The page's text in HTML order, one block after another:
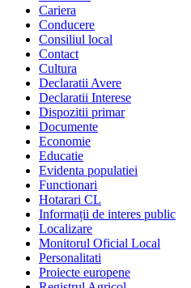
Cariera
Conducere
Consiliul local
Contact
Cultura
Declaratii Avere
Declaratii Interese
Dispozitii primar
Documente
Economie
Educatie
Evidenta populatiei
Functionari
Hotarari CL
Informații de interes public
Localizare
Monitorul Oficial Local
Personalitati
Proiecte europene